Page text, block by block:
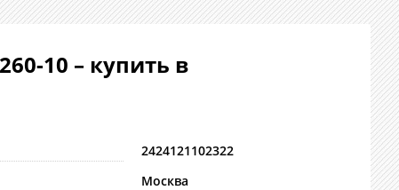
10 – купить в
2424121102322
Москва